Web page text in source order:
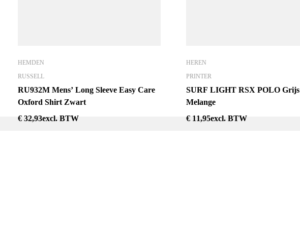
HEMDEN
RUSSELL
RU932M Mens’ Long Sleeve Easy Care
Oxford Shirt Zwart
€ 32,93excl. BTW
HEREN
PRINTER
SURF LIGHT RSX POLO Grijs
Melange
€ 11,95excl. BTW